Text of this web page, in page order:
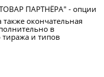
ПАРТНЁРА" - опции
окончательная
в
и типов